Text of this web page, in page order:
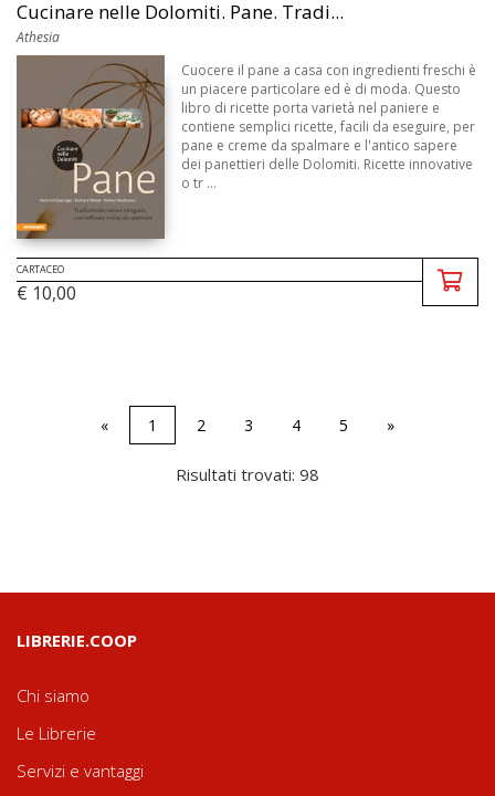
Cucinare nelle Dolomiti. Pane. Tradi...
Athesia
Cuocere il pane a casa con ingredienti freschi è
un piacere particolare ed è di moda. Questo
libro di ricette porta varietà nel paniere e
contiene semplici ricette, facili da eseguire, per
pane e creme da spalmare e l'antico sapere
dei panettieri delle Dolomiti. Ricette innovative
o tr ...
CARTACEO
€ 10,00
« 1 2 3 4 5 »
Risultati trovati: 98
LIBRERIE.COOP
Chi siamo
Le Librerie
Servizi e vantaggi